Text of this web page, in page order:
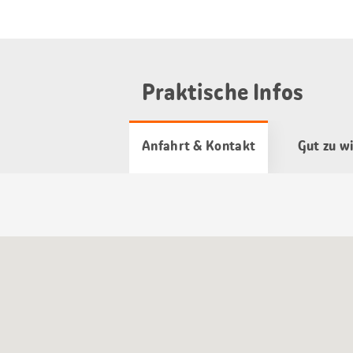
Praktische Infos
Anfahrt & Kontakt Gut zu